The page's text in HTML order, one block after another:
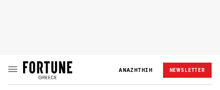
ΑΝΑΖΗΤΗΣΗ NEWSLETTER